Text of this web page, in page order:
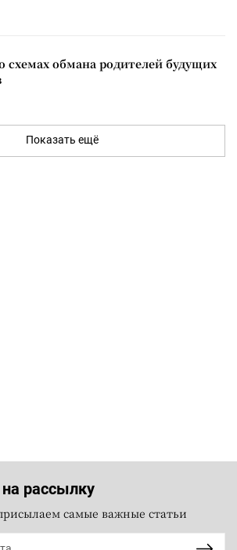
обмана родителей будущих
Показать ещё
рассылку
самые важные статьи